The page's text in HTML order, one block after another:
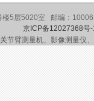
楼5层5020室 邮编：
京ICP备12027368号
节臂测量机、影像测量仪